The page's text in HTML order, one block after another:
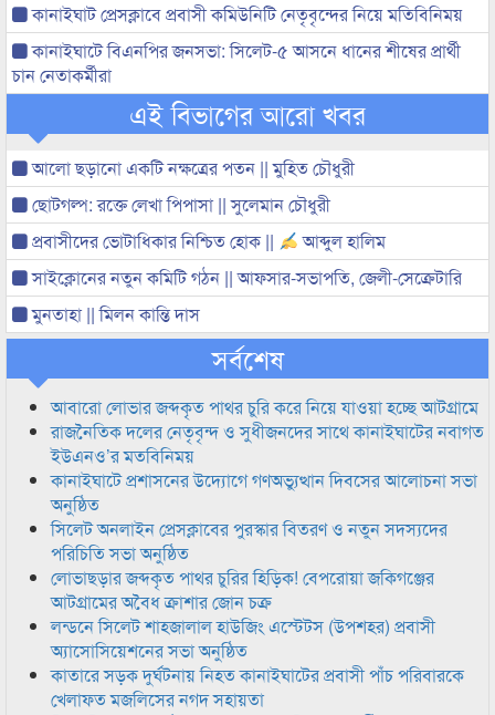
কানাইঘাট প্রেসক্লাবে প্রবাসী কমিউনিটি নেতৃবৃন্দের নিয়ে মতিবিনিময়
কানাইঘাটে বিএনপির জনসভা: সিলেট-৫ আসনে ধানের শীষের প্রার্থী
চান নেতাকর্মীরা
এই বিভাগের আরো খবর
আলো ছড়ানো একটি নক্ষত্রের পতন || মুহিত চৌধুরী
ছোটগল্প: রক্তে লেখা পিপাসা || সুলেমান চৌধুরী
প্রবাসীদের ভোটাধিকার নিশ্চিত হোক ||
আব্দুল হালিম
সাইক্লোনের নতুন কমিটি গঠন || আফসার-সভাপতি, জেলী-সেক্রেটারি
মুনতাহা || মিলন কান্তি দাস
সর্বশেষ
আবারো লোভার জব্দকৃত পাথর চুরি করে নিয়ে যাওয়া হচ্ছে আটগ্রামে
রাজনৈতিক দলের নেতৃবৃন্দ ও সুধীজনদের সাথে কানাইঘাটের নবাগত
ইউএনও’র মতবিনিময়
কানাইঘাটে প্রশাসনের উদ্যোগে গণঅভ্যুত্থান দিবসের আলোচনা সভা
অনুষ্ঠিত
সিলেট অনলাইন প্রেসক্লাবের পুরস্কার বিতরণ ও নতুন সদস্যদের
পরিচিতি সভা অনুষ্ঠিত
লোভাছড়ার জব্দকৃত পাথর চুরির হিড়িক! বেপরোয়া জকিগঞ্জের
আটগ্রামের অবৈধ ক্রাশার জোন চক্র
লন্ডনে সিলেট শাহজালাল হাউজিং এস্টেটস (উপশহর) প্রবাসী
অ্যাসোসিয়েশনের সভা অনুষ্ঠিত
কাতারে সড়ক দুর্ঘটনায় নিহত কানাইঘাটের প্রবাসী পাঁচ পরিবারকে
খেলাফত মজলিসের নগদ সহায়তা